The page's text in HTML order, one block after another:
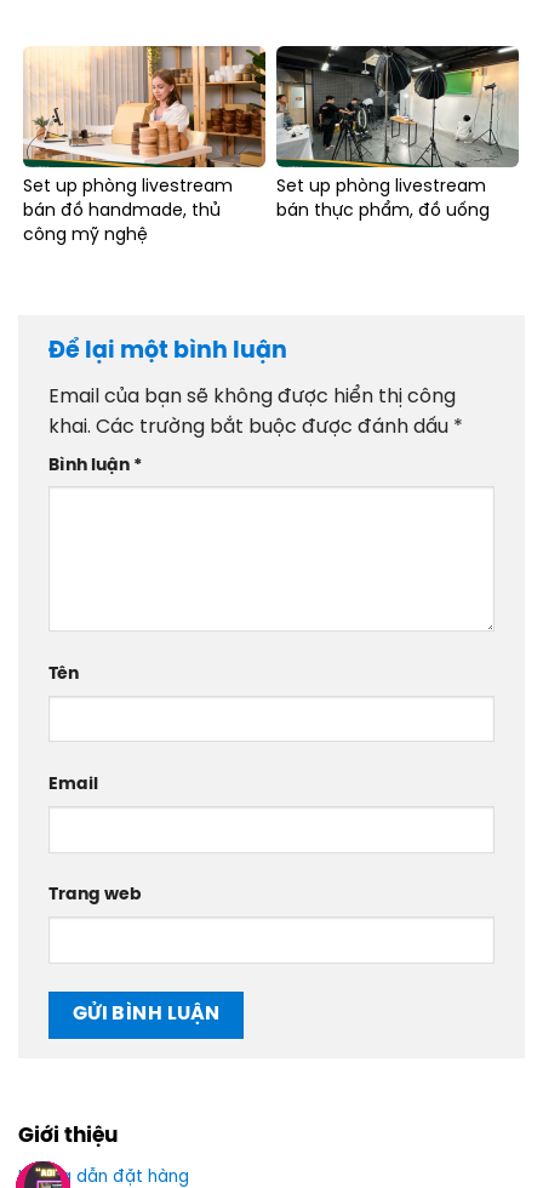
Set up phòng livestream
bán đồ handmade, thủ
công mỹ nghệ
Set up phòng livestream
bán thực phẩm, đồ uống
Để lại một bình luận
Email của bạn sẽ không được hiển thị công
khai. Các trường bắt buộc được đánh dấu *
Bình luận *
Tên
Email
Trang web
Giới thiệu
Hướng dẫn đặt hàng